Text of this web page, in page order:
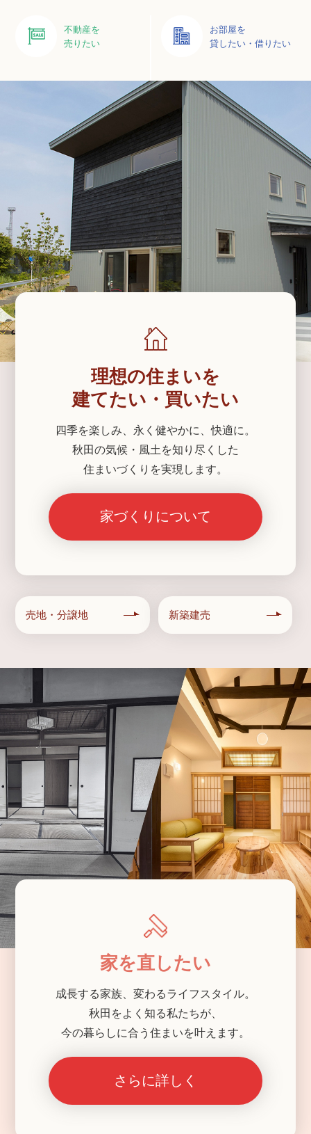
不動産を
売りたい
お部屋を
貸したい・借りたい
理想の住まいを
建てたい・買いたい
四季を楽しみ、永く健やかに、快適に。
秋田の気候・風土を知り尽くした
住まいづくりを実現します。
家づくりについて
売地・分譲地 新築建売
家を直したい
成長する家族、変わるライフスタイル。
秋田をよく知る私たちが、
今の暮らしに合う住まいを叶えます。
さらに詳しく